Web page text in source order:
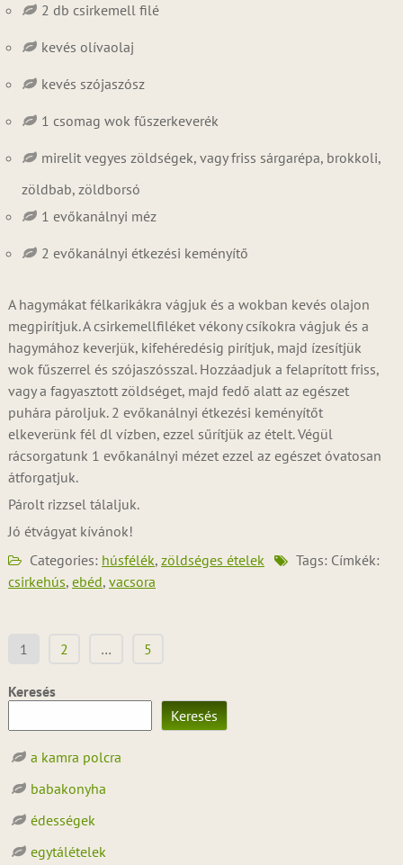
2 db csirkemell filé
kevés olívaolaj
kevés szójaszósz
1 csomag wok fűszerkeverék
mirelit vegyes zöldségek, vagy friss sárgarépa, brokkoli,
zöldbab, zöldborsó
1 evőkanálnyi méz
2 evőkanálnyi étkezési keményítő
A hagymákat félkarikákra vágjuk és a wokban kevés olajon
megpirítjuk. A csirkemellfiléket vékony csíkokra vágjuk és a
hagymához keverjük, kifehéredésig pirítjuk, majd ízesítjük
wok fűszerrel és szójaszósszal. Hozzáadjuk a felaprított friss,
vagy a fagyasztott zöldséget, majd fedő alatt az egészet
puhára pároljuk. 2 evőkanálnyi étkezési keményítőt
elkeverünk fél dl vízben, ezzel sűrítjük az ételt. Végül
rácsorgatunk 1 evőkanálnyi mézet ezzel az egészet óvatosan
átforgatjuk.
Párolt rizzsel tálaljuk.
Jó étvágyat kívánok!
Categories: húsfélék, zöldséges ételek
Tags: Címkék:
csirkehús, ebéd, vacsora
lapozása
1 2 … 5
Keresés
Keresés
a kamra polcra
babakonyha
édességek
egytálételek